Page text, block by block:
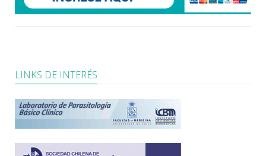
LINKS DE INTERÉS